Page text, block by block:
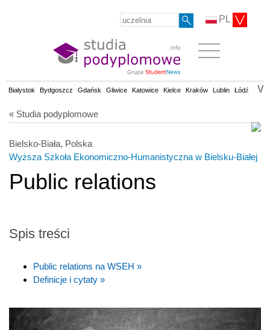
PL
Białystok Bydgoszcz Gdańsk Gliwice Katowice Kielce Kraków Lublin Łódź V
« Studia podyplomowe
Bielsko-Biała, Polska
Wyższa Szkoła Ekonomiczno-Humanistyczna w Bielsku-Białej
Public relations
Spis treści
Public relations na WSEH »
Definicje i cytaty »